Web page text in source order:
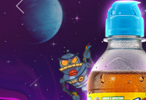
Previous